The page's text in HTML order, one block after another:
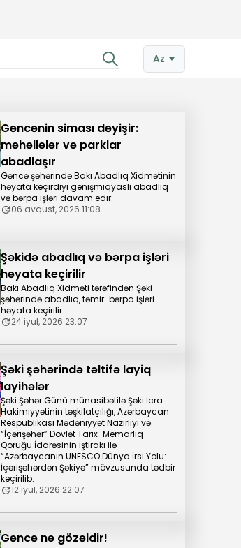
Az
Gəncənin siması dəyişir:
məhəllələr və parklar
abadlaşır
Gəncə şəhərində Bakı Abadlıq Xidmətinin
həyata keçirdiyi genişmiqyaslı abadlıq
və bərpa işləri davam edir.
06 avqust, 2026 11:08
Şəkidə abadlıq və bərpa işləri
həyata keçirilir
Bakı Abadlıq Xidməti tərəfindən Şəki
şəhərində abadlıq, təmir-bərpa işləri
həyata keçirilir.
24 iyul, 2026 23:07
Şəki şəhərində təltifə layiq
layihələr
Şəki Şəhər Günü münasibətilə Şəki İcra
Hakimiyyətinin təşkilatçılığı, Azərbaycan
Respublikası Mədəniyyət Nazirliyi və
“İçərişəhər” Dövlət Tarix-Memarlıq
Qoruğu İdarəsinin iştirakı ilə
“Azərbaycanın UNESCO Dünya İrsi Yolu:
İçərişəhərdən Şəkiyə” mövzusunda tədbir
keçirilib.
12 iyul, 2026 22:07
Gəncə nə gözəldir!